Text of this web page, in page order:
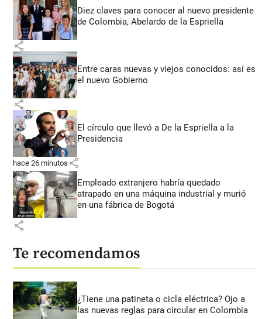
Diez claves para conocer al nuevo presidente
de Colombia, Abelardo de la Espriella
share
Entre caras nuevas y viejos conocidos: así es
el nuevo Gobierno
share
El círculo que llevó a De la Espriella a la
Presidencia
hace 26 minutos share
Empleado extranjero habría quedado
atrapado en una máquina industrial y murió
en una fábrica de Bogotá
share
Te recomendamos
¿Tiene una patineta o cicla eléctrica? Ojo a
las nuevas reglas para circular en Colombia